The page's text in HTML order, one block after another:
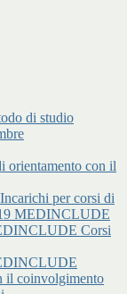
di studio
con il
per corsi di
MEDINCLUDE
Corsi
il coinvolgimento